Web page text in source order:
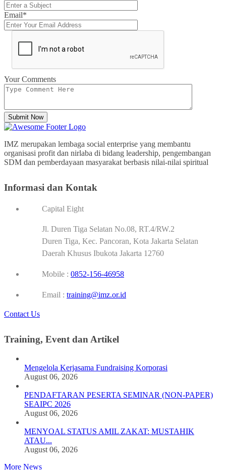
Email*
Your Comments
Submit Now
IMZ merupakan lembaga social enterprise yang membantu
organisasi profit dan nirlaba di bidang leadership, pengembangan
SDM dan pemberdayaan masyarakat berbasis nilai-nilai spiritual
Informasi dan Kontak
Capital Eight
Jl. Duren Tiga Selatan No.08, RT.4/RW.2
Duren Tiga, Kec. Pancoran, Kota Jakarta Selatan
Daerah Khusus Ibukota Jakarta 12760
Mobile : 0852-156-46958
Email : training@imz.or.id
Contact Us
Training, Event dan Artikel
Mengelola Kerjasama Fundraising Korporasi
August 06, 2026
PENDAFTARAN PESERTA SEMINAR (NON-PAPER)
SEAIPC 2026
August 06, 2026
MENYOAL STATUS AMIL ZAKAT: MUSTAHIK
ATAU...
August 06, 2026
More News